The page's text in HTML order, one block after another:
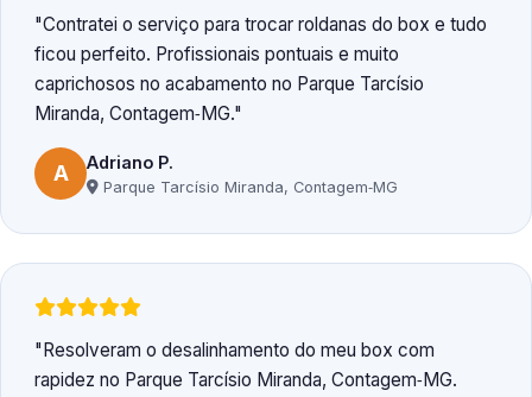
Contratei o serviço para trocar roldanas do box e tudo
ficou perfeito. Profissionais pontuais e muito
caprichosos no acabamento no Parque Tarcísio
Miranda, Contagem‑MG.
A Adriano P.
Parque Tarcísio Miranda, Contagem‑MG
Resolveram o desalinhamento do meu box com
rapidez no Parque Tarcísio Miranda, Contagem‑MG.